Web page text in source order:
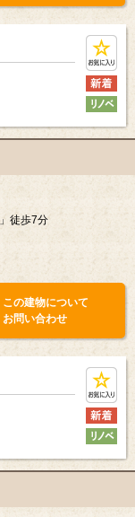
徒歩7分
この建物について
お問い合わせ